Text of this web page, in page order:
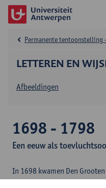
LETTEREN EN
Permanente
Afbeeldingen
1698 - 1798
Een eeuw als
In 1698 kwamen Den